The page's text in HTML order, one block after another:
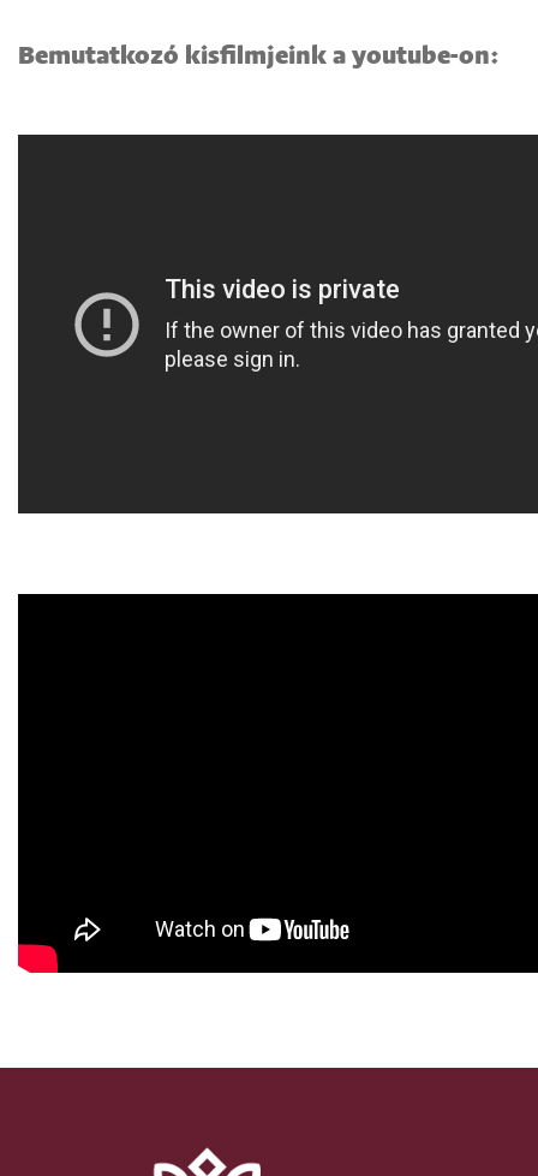
Bemutatkozó kisfilmjeink a youtube-on: